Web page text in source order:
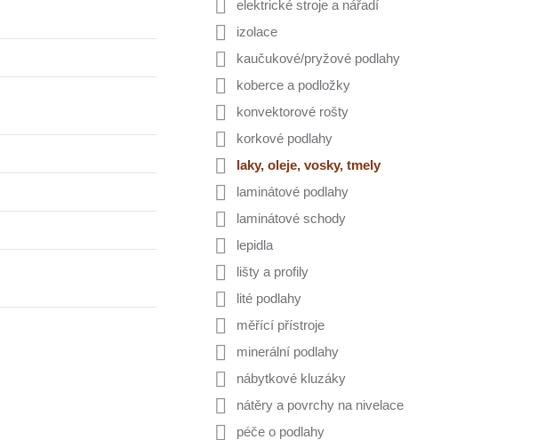
elektrické stroje a nářadí
izolace
kaučukové/pryžové podlahy
koberce a podložky
konvektorové rošty
korkové podlahy
laky, oleje, vosky, tmely
laminátové podlahy
laminátové schody
lepidla
lišty a profily
lité podlahy
měřící přístroje
minerální podlahy
nábytkové kluzáky
nátěry a povrchy na nivelace
péče o podlahy